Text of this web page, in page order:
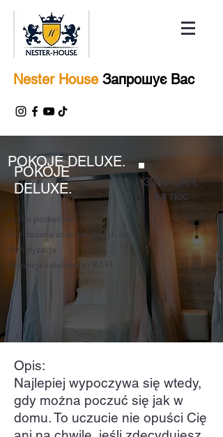
Nester House Запрошує Вас
3200 UAH.
za noc
Łóżko podwójne
Rozkładana sofa dla dwóch osób
Klimatyzacja
Telewizja satelitarna i WI-FI
POKOJE DELUXE.
POKOJE
DELUXE.
Opis:
Najlepiej wypoczywa się wtedy,
gdy można poczuć się jak w
domu. To uczucie nie opuści Cię